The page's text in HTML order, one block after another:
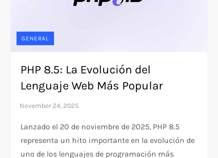
GENERAL
PHP 8.5: La Evolución del
Lenguaje Web Más Popular
Lanzado el 20 de noviembre de 2025, PHP 8.5
representa un hito importante en la evolución de
uno de los lenguajes de programación más